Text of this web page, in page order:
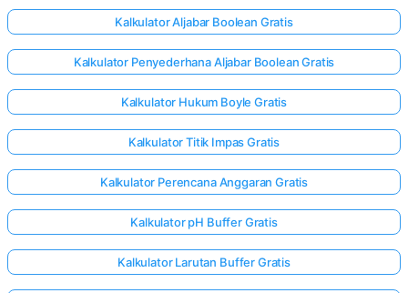
Kalkulator Aljabar Boolean Gratis
Kalkulator Penyederhana Aljabar Boolean Gratis
Kalkulator Hukum Boyle Gratis
Kalkulator Titik Impas Gratis
Kalkulator Perencana Anggaran Gratis
Kalkulator pH Buffer Gratis
Kalkulator Larutan Buffer Gratis